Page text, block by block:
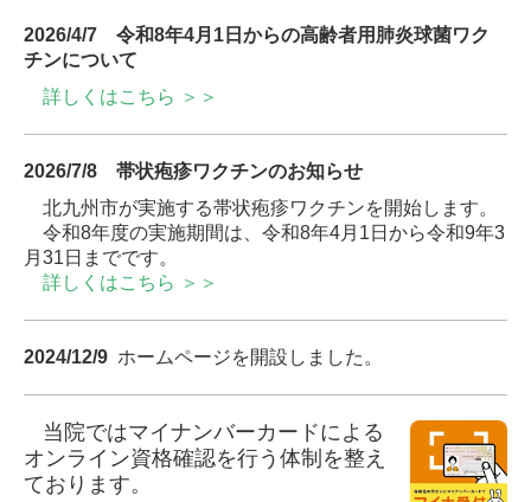
2026/4/7 令和8年4月1日からの高齢者用肺炎球菌ワク
チンについて
詳しくはこちら ＞＞
2026/7/8 帯状疱疹ワクチンのお知らせ
北九州市が実施する帯状疱疹ワクチンを開始します。
令和8年度の実施期間は、令和8年4月1日から令和9年3
月31日までです。
詳しくはこちら ＞＞
2024/12/9 ホームページを開設しました。
当院ではマイナンバーカードによる
オンライン資格確認を行う体制を整え
ております。